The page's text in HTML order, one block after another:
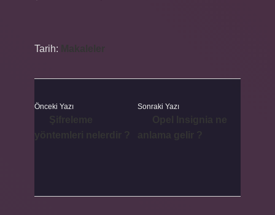
Tarih:
Önceki Yazı Sonraki Yazı